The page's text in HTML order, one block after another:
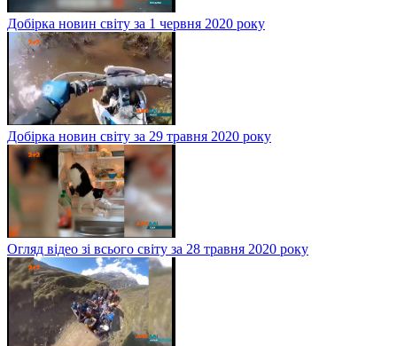
Добірка новин світу за 1 червня 2020 року
Добірка новин світу за 29 травня 2020 року
Огляд відео зі всього світу за 28 травня 2020 року